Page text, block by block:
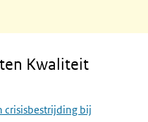
Kwaliteit
bij